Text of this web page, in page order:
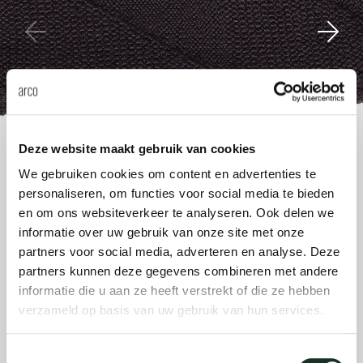
Deze website maakt gebruik van cookies
We gebruiken cookies om content en advertenties te
personaliseren, om functies voor social media te bieden
en om ons websiteverkeer te analyseren. Ook delen we
informatie over uw gebruik van onze site met onze
partners voor social media, adverteren en analyse. Deze
partners kunnen deze gegevens combineren met andere
informatie die u aan ze heeft verstrekt of die ze hebben
verzameld op basis van uw gebruik van hun services.
tafel
ovale
local
vision
Collectie
uli
raw
ivan
jonas
bij